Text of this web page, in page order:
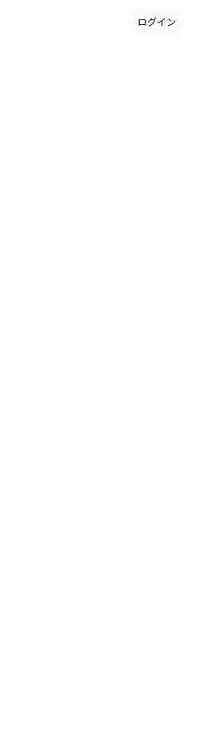
ログイン